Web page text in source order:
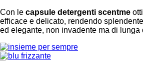
Con le capsule detergenti scentme
efficace e delicato, rendendo
ed elegante, non invadente ma di